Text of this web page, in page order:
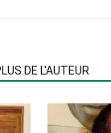
DE L'AUTEUR